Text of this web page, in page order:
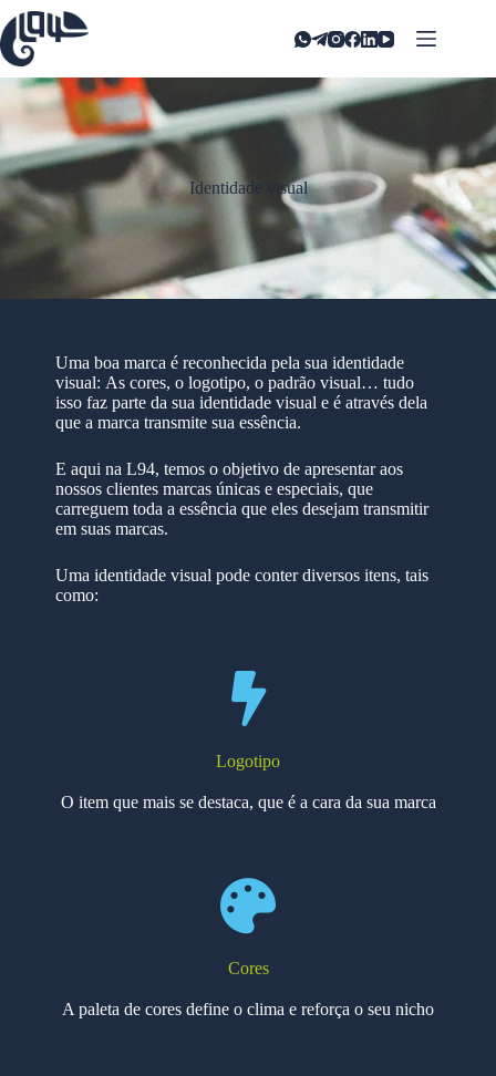
Identidade visual
Uma boa marca é reconhecida pela sua identidade
visual: As cores, o logotipo, o padrão visual… tudo
isso faz parte da sua identidade visual e é através dela
que a marca transmite sua essência.
E aqui na L94, temos o objetivo de apresentar aos
nossos clientes marcas únicas e especiais, que
carreguem toda a essência que eles desejam transmitir
em suas marcas.
Uma identidade visual pode conter diversos itens, tais
como:
Logotipo
O item que mais se destaca, que é a cara da sua marca
Cores
A paleta de cores define o clima e reforça o seu nicho